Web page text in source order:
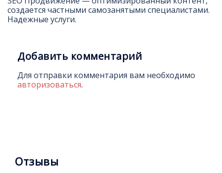
создается частными самозанятыми специалистами.
Надежные услуги.
Добавить комментарий
Для отправки комментария вам необходимо
авторизоваться.
Отзывы